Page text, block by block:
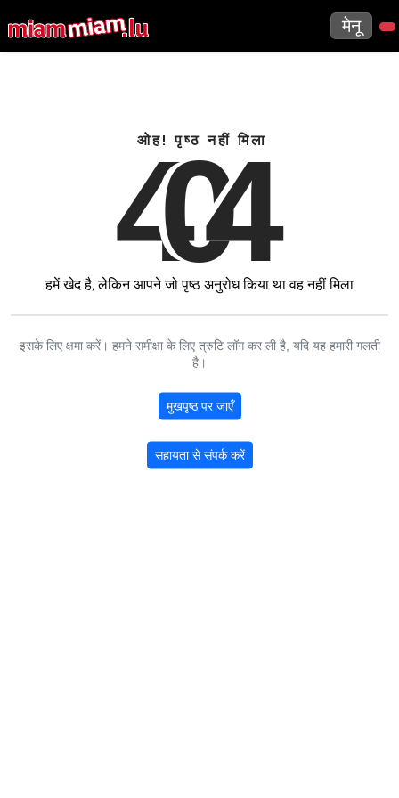
मेनू
ओह! पृष्ठ नहीं मिला
404
हमें खेद है, लेकिन आपने जो पृष्ठ अनुरोध किया था वह नहीं मिला
इसके लिए क्षमा करें। हमने समीक्षा के लिए त्रुटि लॉग कर ली है, यदि यह हमारी गलती
है।
मुखपृष्ठ पर जाएँ
सहायता से संपर्क करें